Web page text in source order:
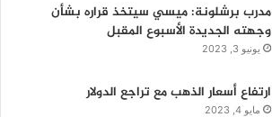
مدرب برشلونة: ميسي سيتخذ قراره بشأن
وجهته الجديدة الأسبوع المقبل
يونيو 3, 2023
ارتفاع أسعار الذهب مع تراجع الدولار
مايو 4, 2023